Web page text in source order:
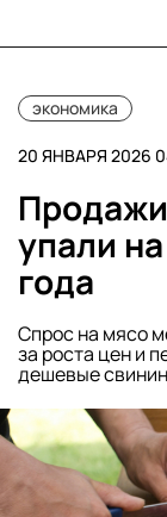
экономика
20 ЯНВАРЯ 2026
упали
года
Спрос на мясо
за роста цен и
дешевые